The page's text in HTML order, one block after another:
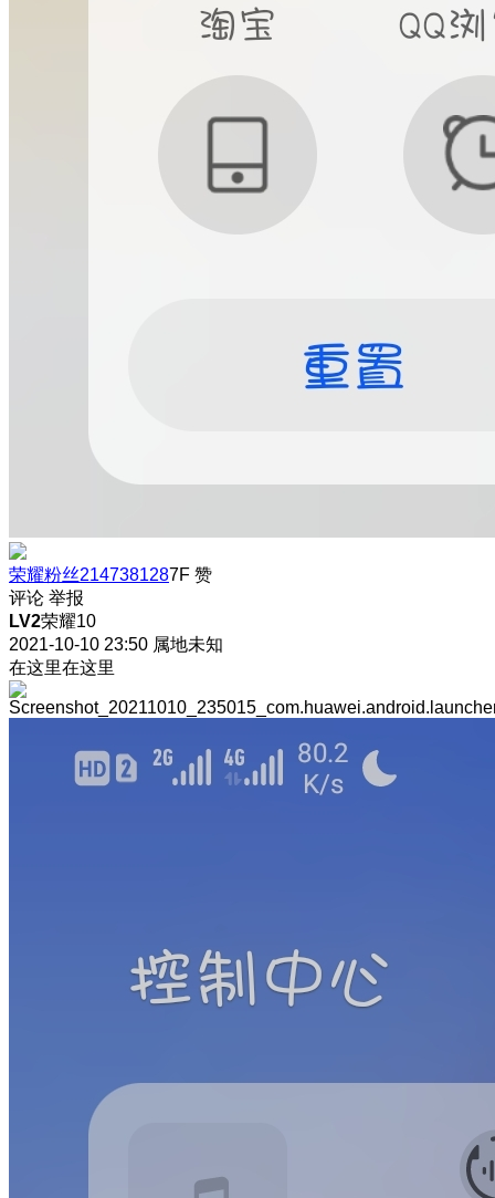
荣耀粉丝2147381287F 赞
评论 举报
LV2荣耀10
2021-10-10 23:50 属地未知
在这里在这里